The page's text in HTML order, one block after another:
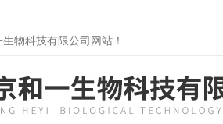
物科技有限公司网站！